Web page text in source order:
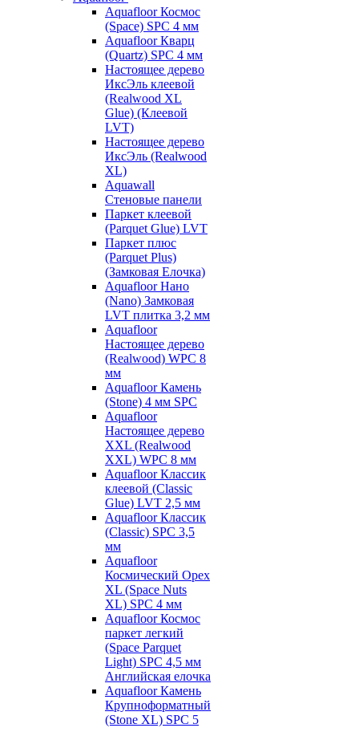
Aquafloor Космос
(Space) SPC 4 мм
Aquafloor Кварц
(Quartz) SPC 4 мм
Настоящее дерево
ИксЭль клеевой
(Realwood XL
Glue) (Клеевой
LVT)
Настоящее дерево
ИксЭль (Realwood
XL)
Aquawall
Стеновые панели
Паркет клеевой
(Parquet Glue) LVT
Паркет плюс
(Parquet Plus)
(Замковая Елочка)
Aquafloor Нано
(Nano) Замковая
LVT плитка 3,2 мм
Aquafloor
Настоящее дерево
(Realwood) WPC 8
мм
Aquafloor Камень
(Stone) 4 мм SPC
Aquafloor
Настоящее дерево
XXL (Realwood
XXL) WPC 8 мм
Aquafloor Классик
клеевой (Classic
Glue) LVT 2,5 мм
Aquafloor Классик
(Classic) SPC 3,5
мм
Aquafloor
Космический Орех
XL (Space Nuts
XL) SPC 4 мм
Aquafloor Космос
паркет легкий
(Space Parquet
Light) SPC 4,5 мм
Английская елочка
Aquafloor Камень
Крупноформатный
(Stone XL) SPC 5